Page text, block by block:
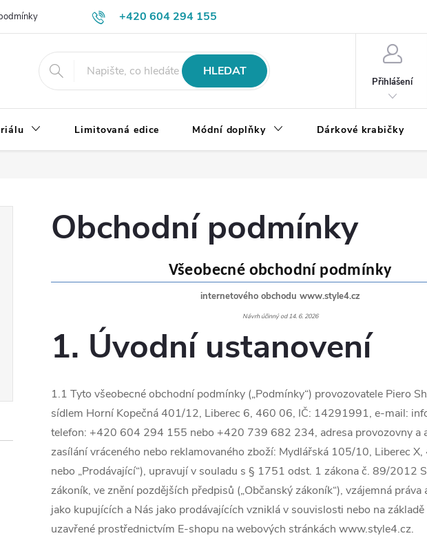
+420 604 294 155
Výměna, vrácení a reklamace zboží
HLEDAT
Přihlášení
Limitovaná edice Módní doplňky Dárkové krabičky
Obchodní podmínky
Všeobecné obchodní podmínky
internetového obchodu www.style4.cz
Návrh účinný od 14. 6. 2026
1. Úvodní ustanovení
1.1 Tyto všeobecné obchodní podmínky („Podmínky“) provozovatele Piero
sídlem Horní Kopečná 401/12, Liberec 6, 460 06, IČ: 14291991, e-mail:
telefon: +420 604 294 155 nebo +420 739 682 234, adresa provozovny a
zasílání vráceného nebo reklamovaného zboží: Mydlářská 105/10, Liberec X,
nebo „Prodávající“), upravují v souladu s § 1751 odst. 1 zákona č. 89/2012
zákoník, ve znění pozdějších předpisů („Občanský zákoník“), vzájemná práva
jako kupujících a Nás jako prodávajících vzniklá v souvislosti nebo na
uzavřené prostřednictvím E-shopu na webových stránkách www.style4.cz.